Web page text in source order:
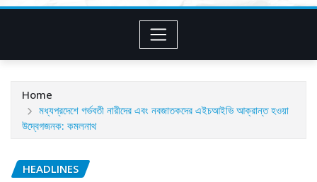
Home
মধ্যপ্রদেশে গর্ভবতী নারীদের এবং নবজাতকদের এইচআইভি আক্রান্ত হওয়া
উদ্বেগজনক: কমলনাথ
HEADLINES